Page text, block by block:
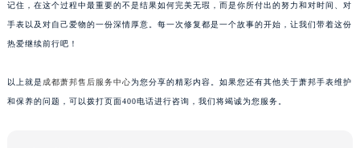
记住，在这个过程中最重要的不是结果如何完美无瑕，而是你所付出的努力和对时间、对
手表以及对自己爱物的一份深情厚意。每一次修复都是一个故事的开始，让我们带着这份
热爱继续前行吧！
以上就是 成都萧邦售后服务中心为您分享的精彩内容。如果您还有其他关于萧邦手表维护
和保养的问题，可以拨打页面400电话进行咨询，我们将竭诚为您服务。